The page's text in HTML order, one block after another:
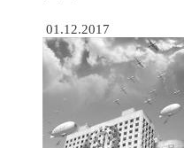
01.12.2017